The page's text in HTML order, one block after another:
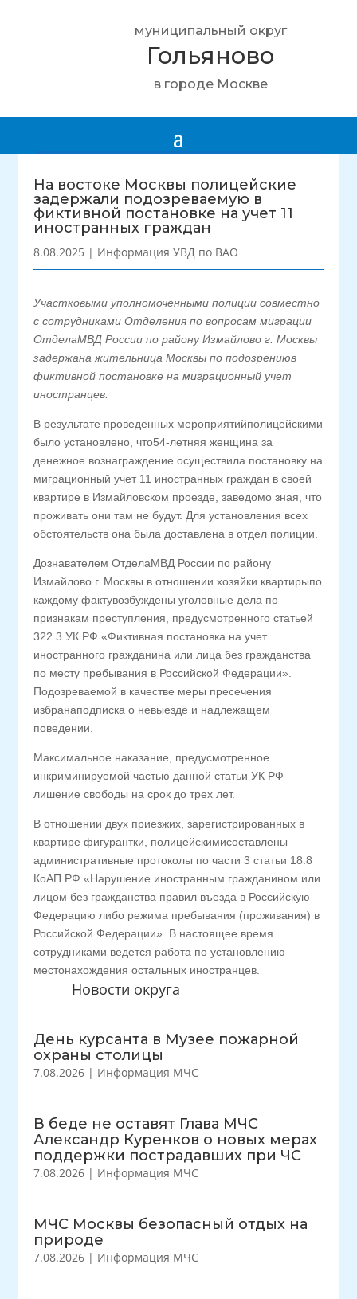
муниципальный округ
Гольяново
в городе Москве
Новости округа
День курсанта в Музее пожарной
охраны столицы
7.08.2026 | Информация МЧС
В беде не оставят Глава МЧС
Александр Куренков о новых мерах
поддержки пострадавших при ЧС
7.08.2026 | Информация МЧС
МЧС Москвы безопасный отдых на
природе
7.08.2026 | Информация МЧС
На востоке Москвы полицейские
задержали подозреваемую в
фиктивной постановке на учет 11
иностранных граждан
8.08.2025 | Информация УВД по ВАО
Участковыми уполномоченными полиции совместно
с сотрудниками Отделения по вопросам миграции
ОтделаМВД России по району Измайлово г. Москвы
задержана жительница Москвы по подозрениюв
фиктивной постановке на миграционный учет
иностранцев.
В результате проведенных мероприятийполицейскими
было установлено, что54-летняя женщина за
денежное вознаграждение осуществила постановку на
миграционный учет 11 иностранных граждан в своей
квартире в Измайловском проезде, заведомо зная, что
проживать они там не будут. Для установления всех
обстоятельств она была доставлена в отдел полиции.
Дознавателем ОтделаМВД России по району
Измайлово г. Москвы в отношении хозяйки квартирыпо
каждому фактувозбуждены уголовные дела по
признакам преступления, предусмотренного статьей
322.3 УК РФ «Фиктивная постановка на учет
иностранного гражданина или лица без гражданства
по месту пребывания в Российской Федерации».
Подозреваемой в качестве меры пресечения
избранаподписка о невыезде и надлежащем
поведении.
Максимальное наказание, предусмотренное
инкриминируемой частью данной статьи УК РФ —
лишение свободы на срок до трех лет.
В отношении двух приезжих, зарегистрированных в
квартире фигурантки, полицейскимисоставлены
административные протоколы по части 3 статьи 18.8
КоАП РФ «Нарушение иностранным гражданином или
лицом без гражданства правил въезда в Российскую
Федерацию либо режима пребывания (проживания) в
Российской Федерации». В настоящее время
сотрудниками ведется работа по установлению
местонахождения остальных иностранцев.